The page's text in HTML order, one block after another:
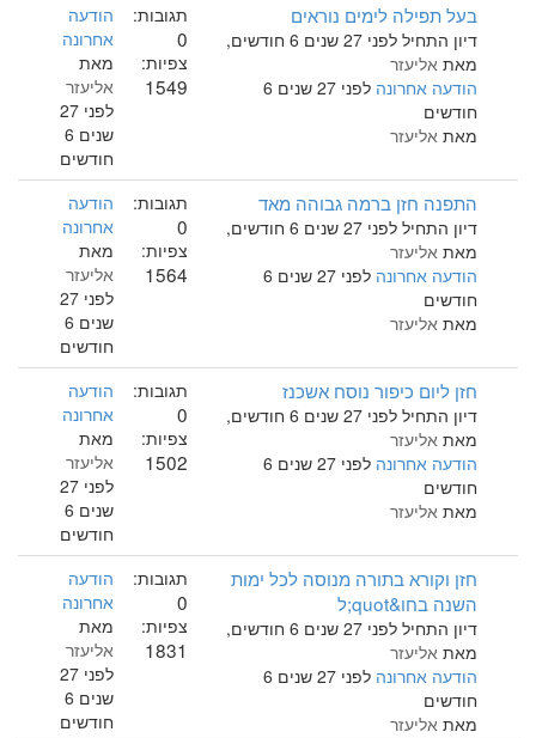
בעל תפילה לימים נוראים
דיון התחיל לפני 27 שנים 6 חודשים,
מאת אליעזר
הודעה אחרונה
לפני 27 שנים 6
חודשים
מאת אליעזר
תגובות:
0
צפיות:
1549
הודעה
אחרונה
מאת
אליעזר
לפני 27
שנים 6
חודשים
התפנה חזן ברמה גבוהה מאד
דיון התחיל לפני 27 שנים 6 חודשים,
מאת אליעזר
הודעה אחרונה
לפני 27 שנים 6
חודשים
מאת אליעזר
תגובות:
0
צפיות:
1564
הודעה
אחרונה
מאת
אליעזר
לפני 27
שנים 6
חודשים
חזן ליום כיפור נוסח אשכנז
דיון התחיל לפני 27 שנים 6 חודשים,
מאת אליעזר
הודעה אחרונה
לפני 27 שנים 6
חודשים
מאת אליעזר
תגובות:
0
צפיות:
1502
הודעה
אחרונה
מאת
אליעזר
לפני 27
שנים 6
חודשים
חזן וקורא בתורה מנוסה לכל ימות
השנה בחו&quot;ל
דיון התחיל לפני 27 שנים 6 חודשים,
מאת אליעזר
הודעה אחרונה
לפני 27 שנים 6
חודשים
מאת אליעזר
תגובות:
0
צפיות:
1831
הודעה
אחרונה
מאת
אליעזר
לפני 27
שנים 6
חודשים